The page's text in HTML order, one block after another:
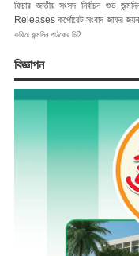
ফিচার জাতীয় সংসদ নির্বাচন শুভ
Releases কর্পোরেট সংবাদ জাফর
কবিতা জন্মদিন পাঠকের চিঠি
বিজ্ঞাপন